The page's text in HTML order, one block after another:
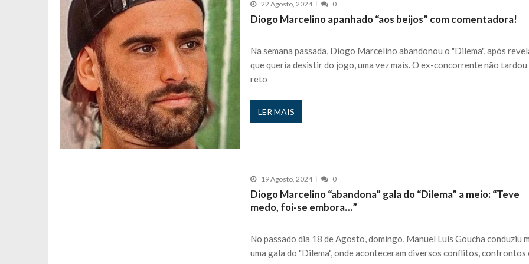
22 Agosto, 2024 0
Diogo Marcelino apanhado “aos beijos” com comentadora!
Na semana passada, Diogo Marcelino abandonou o "Dilema", após
que queria desistir do jogo, uma vez mais. O ex-concorrente não tardou
reto
LER MAIS
19 Agosto, 2024 0
Diogo Marcelino “abandona” gala do “Dilema” a meio: “Teve
medo, foi-se embora…”
No passado dia 18 de Agosto, domingo, Manuel Luís Goucha conduziu
uma gala do "Dilema", onde aconteceram diversos conflitos, confrontos